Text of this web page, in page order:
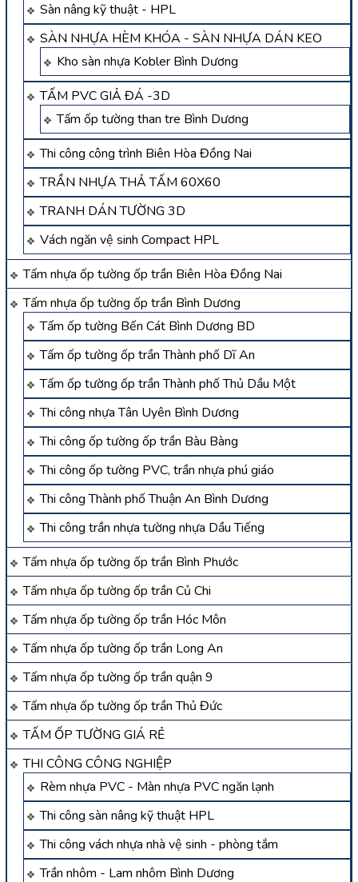
Sàn nâng kỹ thuật - HPL
SÀN NHỰA HÈM KHÓA - SÀN NHỰA DÁN KEO
Kho sàn nhựa Kobler Bình Dương
TẤM PVC GIẢ ĐÁ -3D
Tấm ốp tường than tre Bình Dương
Thi công công trình Biên Hòa Đồng Nai
TRẦN NHỰA THẢ TẤM 60X60
TRANH DÁN TƯỜNG 3D
Vách ngăn vệ sinh Compact HPL
Tấm nhựa ốp tường ốp trần Biên Hòa Đồng Nai
Tấm nhựa ốp tường ốp trần Bình Dương
Tấm ốp tường Bến Cát Bình Dương BD
Tấm ốp tường ốp trần Thành phố Dĩ An
Tấm ốp tường ốp trần Thành phố Thủ Dầu Một
Thi công nhựa Tân Uyên Bình Dương
Thi công ốp tường ốp trần Bàu Bàng
Thi công ốp tường PVC, trần nhựa phú giáo
Thi công Thành phố Thuận An Bình Dương
Thi công trần nhựa tường nhựa Dầu Tiếng
Tấm nhựa ốp tường ốp trần Bình Phước
Tấm nhựa ốp tường ốp trần Củ Chi
Tấm nhựa ốp tường ốp trần Hóc Môn
Tấm nhựa ốp tường ốp trần Long An
Tấm nhựa ốp tường ốp trần quận 9
Tấm nhựa ốp tường ốp trần Thủ Đức
TẤM ỐP TƯỜNG GIÁ RẺ
THI CÔNG CÔNG NGHIỆP
Rèm nhựa PVC - Màn nhựa PVC ngăn lạnh
Thi công sàn nâng kỹ thuật HPL
Thi công vách nhựa nhà vệ sinh - phòng tắm
Trần nhôm - Lam nhôm Bình Dương